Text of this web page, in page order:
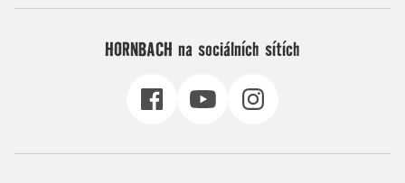
HORNBACH na sociálních sítích